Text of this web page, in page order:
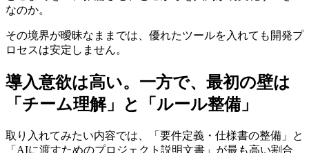
なのか。
その境界が曖昧なままでは、優れたツールを入れても開発プ
ロセスは安定しません。
導入意欲は高い。一方で、最初の壁は
「チーム理解」と「ルール整備」
取り入れてみたい内容では、「要件定義・仕様書の整備」と
「AIに渡すためのプロジェクト説明文書」が最も高い割合